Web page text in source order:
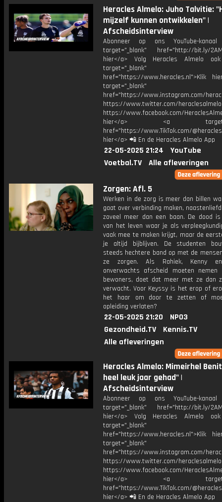
Heracles Almelo: Juho Talvitie:
mijzelf kunnen ontwikkelen" |
Afscheidsinterview
Abonneer op ons YouTube-
target="_blank" href="http://bit.ly/
hier</a> Volg Heracles Almelo
target="_blank"
href="https://www.heracles.nl">Klik
target="_blank"
href="https://www.instagram.com/
https://www.twitter.com/heraclesalmelo
https://www.facebook.com/
hier</a> <a
href="https://www.TikTok.com/
hier</a> 📲 En de Heracles Almelo App
22-05-2025 21:24
YouTube
Voetbal.TV
Alle afleveringen
Zorgen: Afl. 5
Werken in de zorg is meer dan billen
gaat over verbinding maken,
zoveel meer dan een baan. De dood
van het leven waar je als
vaak mee te maken krijgt, maar de
je altijd bijblijven. De studenten
steeds hechtere band op met de
ze zorgen. Als Rahiek, Kenny
onverwachts afscheid moeten nemen
bewoners, doet dat meer met ze dan
verwacht. Voor Keyssy is het erop of
het haar om door te zetten of
opleiding verlaten?
22-05-2025 21:20
NPO3
Gezondheid.TV
Kennis.TV
Alle afleveringen
Heracles Almelo: Mimeirhel
heel leuk jaar gehad" |
Afscheidsinterview
Abonneer op ons YouTube-
target="_blank" href="http://bit.ly/
hier</a> Volg Heracles Almelo
target="_blank"
href="https://www.heracles.nl">Klik
target="_blank"
href="https://www.instagram.com/
https://www.twitter.com/heraclesalmelo
https://www.facebook.com/
hier</a> <a
href="https://www.TikTok.com/
hier</a> 📲 En de Heracles Almelo App